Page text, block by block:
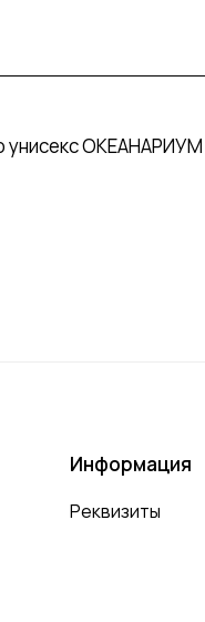
унисекс
Информация
Реквизиты